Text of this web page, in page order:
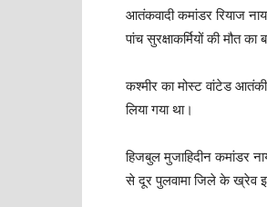
आतंकवादी कमांडर रियाज
पांच सुरक्षाकर्मियों की मौत
कश्मीर का मोस्ट वांटेड
लिया गया था।
हिजबुल मुजाहिदीन कमांडर
से दूर पुलवामा जिले के ख्रेव